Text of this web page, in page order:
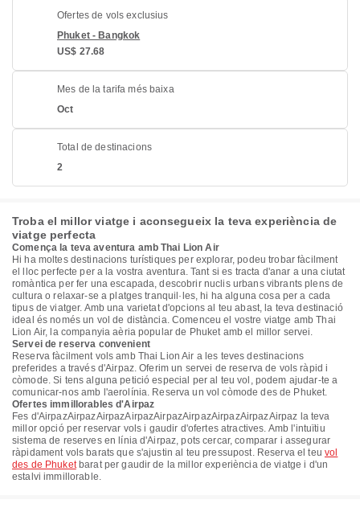
Ofertes de vols exclusius
Phuket - Bangkok
US$ 27.68
Mes de la tarifa més baixa
Oct
Total de destinacions
2
Troba el millor viatge i aconsegueix la teva experiència de
viatge perfecta
Comença la teva aventura amb Thai Lion Air
Hi ha moltes destinacions turístiques per explorar, podeu trobar fàcilment
el lloc perfecte per a la vostra aventura. Tant si es tracta d'anar a una ciutat
romàntica per fer una escapada, descobrir nuclis urbans vibrants plens de
cultura o relaxar-se a platges tranquil·les, hi ha alguna cosa per a cada
tipus de viatger. Amb una varietat d'opcions al teu abast, la teva destinació
ideal és només un vol de distància. Comenceu el vostre viatge amb Thai
Lion Air, la companyia aèria popular de Phuket amb el millor servei.
Servei de reserva convenient
Reserva fàcilment vols amb Thai Lion Air a les teves destinacions
preferides a través d'Airpaz. Oferim un servei de reserva de vols ràpid i
còmode. Si tens alguna petició especial per al teu vol, podem ajudar-te a
comunicar-nos amb l'aerolínia. Reserva un vol còmode des de Phuket.
Ofertes immillorables d'Airpaz
Fes d'AirpazAirpazAirpazAirpazAirpazAirpazAirpazAirpazAirpaz la teva
millor opció per reservar vols i gaudir d'ofertes atractives. Amb l'intuïtiu
sistema de reserves en línia d'Airpaz, pots cercar, comparar i assegurar
ràpidament vols barats que s'ajustin al teu pressupost. Reserva el teu vol
des de Phuketbarat per gaudir de la millor experiència de viatge i d'un
estalvi immillorable.